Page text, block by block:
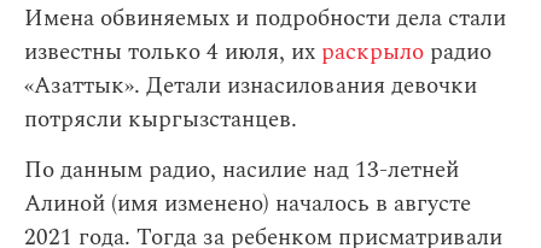
Имена обвиняемых и подробности дела стали
известны только 4 июля, их раскрыло радио
«Азаттык». Детали изнасилования девочки
потрясли кыргызстанцев.
По данным радио, насилие над 13-летней
Алиной (имя изменено) началось в августе
2021 года. Тогда за ребенком присматривали